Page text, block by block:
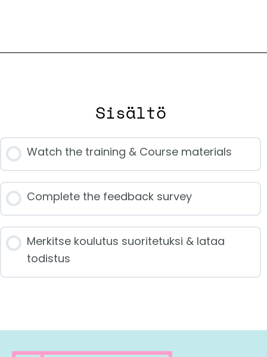
Sisältö
Watch the training & Course materials
Complete the feedback survey
Merkitse koulutus suoritetuksi & lataa
todistus